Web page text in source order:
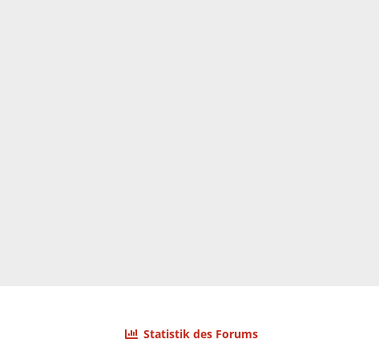
Statistik des Forums